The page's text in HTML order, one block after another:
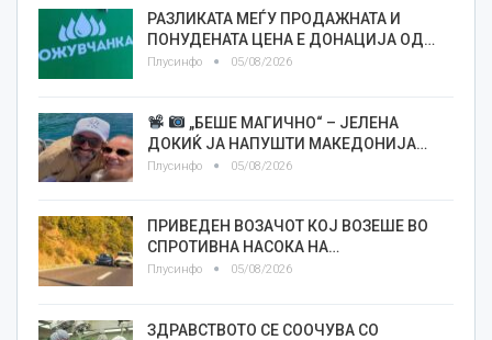
РАЗЛИКАТА МЕЃУ ПРОДАЖНАТА И
ПОНУДЕНАТА ЦЕНА Е ДОНАЦИЈА ОД…
Плусинфо 05/08/2026
„БЕШЕ МАГИЧНО“ – ЈЕЛЕНА
ДОКИЌ ЈА НАПУШТИ МАКЕДОНИЈА…
Плусинфо 05/08/2026
ПРИВЕДЕН ВОЗАЧОТ КОЈ ВОЗЕШЕ ВО
СПРОТИВНА НАСОКА НА…
Плусинфо 05/08/2026
ЗДРАВСТВОТО СЕ СООЧУВА СО